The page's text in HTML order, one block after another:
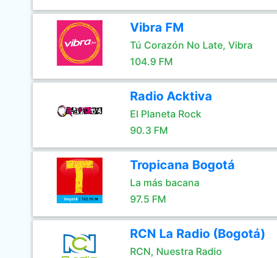
Vibra FM
Tú Corazón No Late, Vibra
104.9 FM
Radio Acktiva
El Planeta Rock
90.3 FM
Tropicana Bogotá
La más bacana
97.5 FM
RCN La Radio (Bogotá)
RCN, Nuestra Radio